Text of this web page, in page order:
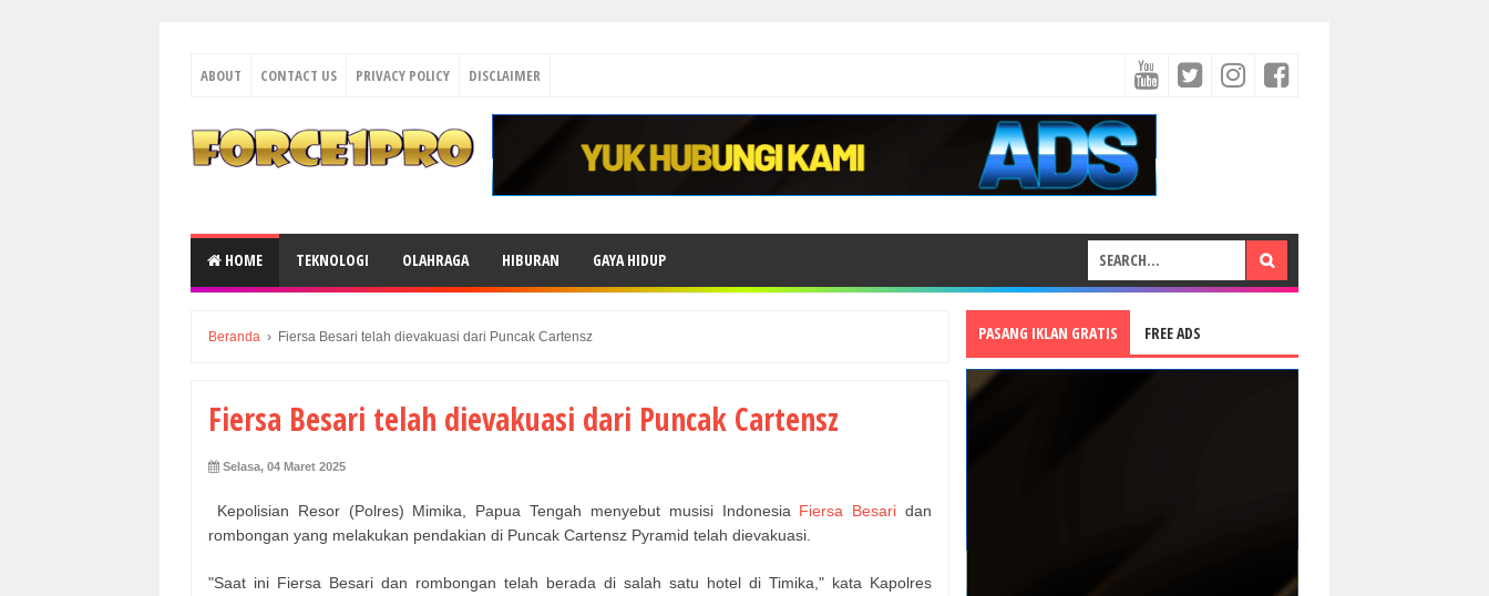
ABOUT CONTACT US PRIVACY POLICY DISCLAIMER
HOME TEKNOLOGI OLAHRAGA HIBURAN GAYA HIDUP
Beranda › Fiersa Besari telah dievakuasi dari Puncak Cartensz
Fiersa Besari telah dievakuasi dari Puncak Cartensz
Selasa, 04 Maret 2025
Kepolisian Resor (Polres) Mimika, Papua Tengah menyebut musisi Indonesia Fiersa Besari dan
rombongan yang melakukan pendakian di Puncak Cartensz Pyramid telah dievakuasi.
"Saat ini Fiersa Besari dan rombongan telah berada di salah satu hotel di Timika," kata Kapolres
PASANG IKLAN GRATIS FREE ADS